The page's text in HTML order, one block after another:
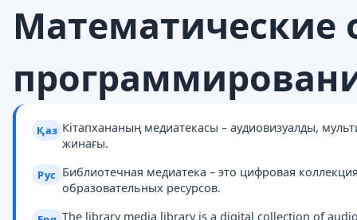
Математические
Қаз Кітапхананың медиатекасы – аудиовизуалды,
жинағы.
Рус Библиотечная медиатека – это цифровая
образовательных ресурсов.
The library media library is a digital collection of